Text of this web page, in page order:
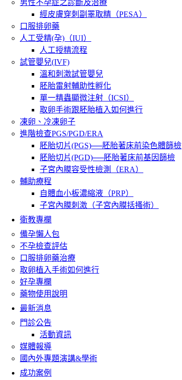
男性不孕症之診斷及治療
經皮膚穿刺副睪取精（PESA）
口服排卵藥
人工受精(孕)（IUI）
人工授精流程
試管嬰兒(IVF)
溫和刺激試管嬰兒
胚胎雷射輔助性孵化
單一精蟲顯微注射（ICSI）
取卵手術跟胚胎植入如何進行
凍卵、冷凍卵子
進階檢查PGS/PGD/ERA
胚胎切片(PGS)──胚胎著床前染色體篩檢
胚胎切片(PGD)──胚胎著床前基因篩檢
子宮內膜容受性檢測（ERA）
輔助療程
自體血小板濃縮液（PRP）
子宮內膜刺激（子宮內膜括搔術）
衛教專欄
備孕懶人包
不孕檢查評估
口服排卵藥治療
取卵植入手術如何進行
好孕專欄
藥物使用說明
最新消息
門診公告
活動資訊
媒體報導
國內外專題演講&學術
成功案例